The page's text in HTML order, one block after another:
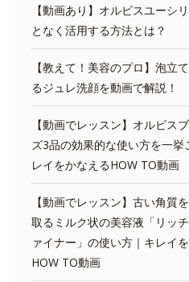
【動画あり】オルビスユーシ
となく活用する方法とは？
【教えて！美容のプロ】泡立
るジュレ洗顔を動画で解説！
【動画でレッスン】オルビス
ズ3品の効果的な使い方を一挙
レイをかなえるHOW TO動画
【動画でレッスン】古い角質
取るミルク状の美容液「リッ
ァイナー」の使い方｜キレイ
HOW TO動画